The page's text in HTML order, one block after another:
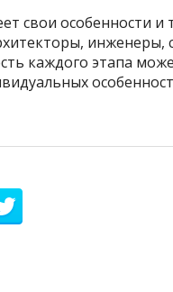
свои особенности и
каждого этапа